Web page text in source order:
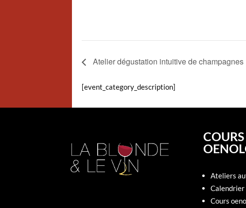
Atelier dégustation intuitive de champagnes
[event_category_description]
COURS
Ateliers
Calendrier
Cours